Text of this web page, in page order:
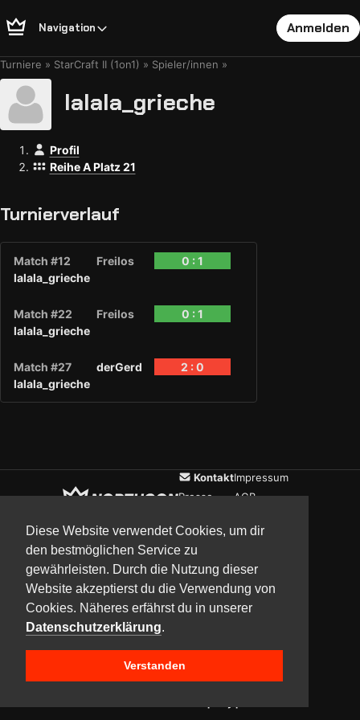
Diese Website verwendet Cookies, um dir
den bestmöglichen Service zu
gewährleisten. Durch die Nutzung dieser
Website akzeptierst du die Verwendung von
Cookies. Näheres erfährst du in unserer
Datenschutzerklärung.
Verstanden
Navigation Anmelden
Turniere StarCraft II (1on1) Spieler/innen
lalala_grieche
Profil
Reihe A Platz 21
Turnierverlauf
Match #12 Freilos
0 : 1
lalala_grieche
Match #22 Freilos
0 : 1
lalala_grieche
Match #27 derGerd
2 : 0
lalala_grieche
Kontakt
Presse
Impressum
AGB
UpdatesCommunityMedia